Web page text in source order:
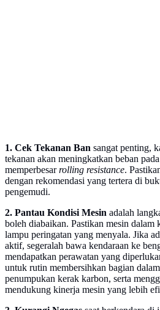
1. Cek Tekanan Ban sangat penting,
tekanan akan meningkatkan beban
memperbesarrolling resistance.
dengan rekomendasi yang tertera di
pengemudi.
2. Pantau Kondisi Mesin adalah
boleh diabaikan. Pastikan mesin dalam
lampu peringatan yang menyala. Jika
aktif, segeralah bawa kendaraan ke
mendapatkan perawatan yang
untuk rutin membersihkan bagian
penumpukan kerak karbon, serta
mendukung kinerja mesin yang lebih